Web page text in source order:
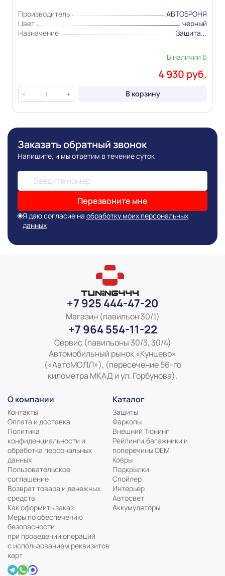
Производитель
АВТОБРОНЯ
Цвет
черный
Назначение
Защита...
В наличии 6
4 930 руб.
- + В корзину
Заказать обратный звонок
Напишите, и мы ответим в течение суток
Перезвоните мне
Я даю согласие на обработку моих персональных
данных
+7 925 444-47-20
Магазин (павильон 30/1)
+7 964 554-11-22
Сервис (павильоны 30/3, 30/4)
Автомобильный рынок «Кунцево»
(«АвтоМОЛЛ»), (пересечение 56-го
километра МКАД и ул. Горбунова).
О компании
Контакты
Оплата и доставка
Политика
конфиденциальности и
обработка персональных
данных
Пользовательское
соглашение
Возврат товара и денежных
средств
Как оформить заказ
Меры по обеспечению
безопасности
при проведении операций
с использованием реквизитов
карт
Каталог
Защиты
Фаркопы
Внешний Тюнинг
Рейлинги,багажники и
поперечины ОЕМ
Ковры
Подкрылки
Спойлер
Интерьер
Автосвет
Аккумуляторы